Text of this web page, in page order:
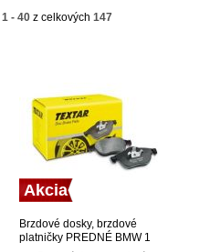
1 - 40z celkových 147
Akcia
Brzdové dosky, brzdové
platničky PREDNÉ BMW 1